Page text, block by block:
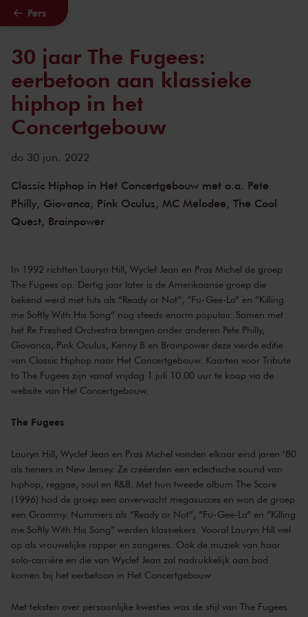
Naar hoofdcontent
Pers
30 jaar The Fugees:
eerbetoon aan klassieke
hiphop in het
Concertgebouw
do 30 jun. 2022
Classic Hiphop in Het Concertgebouw met o.a. Pete
Philly, Giovanca, Pink Oculus, MC Melodee, The Cool
Quest, Brainpower
In 1992 richtten Lauryn Hill, Wyclef Jean en Pras Michel de groep
The Fugees op. Dertig jaar later is de Amerikaanse groep die
bekend werd met hits als “Ready or Not”, “Fu-Gee-La” en “Killing
me Softly With His Song” nog steeds enorm populair. Samen met
het Re:Freshed Orchestra brengen onder anderen Pete Philly,
Giovanca, Pink Oculus, Kenny B en Brainpower deze vierde editie
van Classic Hiphop naar Het Concertgebouw. Kaarten voor Tribute
to The Fugees zijn vanaf vrijdag 1 juli 10.00 uur te koop via de
website van Het Concertgebouw.
The Fugees
Lauryn Hill, Wyclef Jean en Pras Michel vonden elkaar eind jaren ’80
als tieners in New Jersey. Ze creëerden een eclectische sound van
hiphop, reggae, soul en R&B. Met hun tweede album The Score
(1996) had de groep een onverwacht megasucces en won de groep
een Grammy. Nummers als “Ready or Not”, “Fu-Gee-La” en “Killing
me Softly With His Song” werden klassiekers. Vooral Lauryn Hill viel
op als vrouwelijke rapper en zangeres. Ook de muziek van haar
solo-carrière en die van Wyclef Jean zal nadrukkelijk aan bod
komen bij het eerbetoon in Het Concertgebouw
Met teksten over persoonlijke kwesties was de stijl van The Fugees